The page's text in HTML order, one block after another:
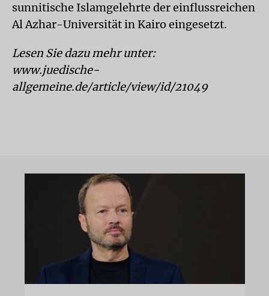
sunnitische Islamgelehrte der einflussreichen
Al Azhar-Universität in Kairo eingesetzt.
Lesen Sie dazu mehr unter:
www.juedische-
allgemeine.de/article/view/id/21049